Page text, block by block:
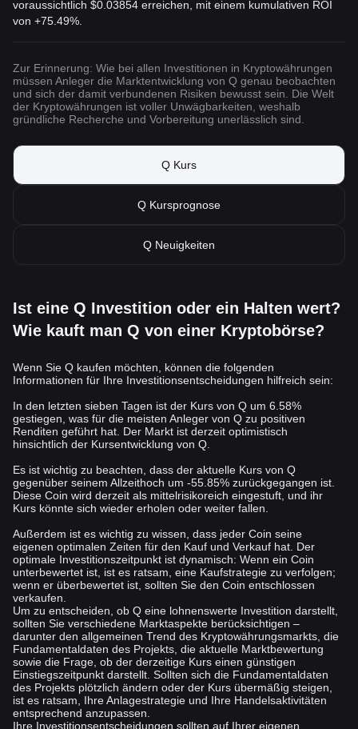
voraussichtlich $0.03854 erreichen, mit einem kumulativen ROI
von +75.49%.
Zur Erinnerung: Wie bei allen Investitionen in Kryptowährungen
müssen Anleger die Marktentwicklung von Q genau beobachten
und sich der damit verbundenen Risiken bewusst sein. Die Welt
der Kryptowährungen ist voller Unwägbarkeiten, weshalb
gründliche Recherche und Vorbereitung unerlässlich sind.
Q Kurs
Q Kursprognose
Q Neuigkeiten
Ist eine Q Investition oder ein Halten wert?
Wie kauft man Q von einer Kryptobörse?
Wenn Sie Q kaufen möchten, können die folgenden
Informationen für Ihre Investitionsentscheidungen hilfreich sein:
In den letzten sieben Tagen ist der Kurs von Q um 6.58%
gestiegen, was für die meisten Anleger von Q zu positiven
Renditen geführt hat. Der Markt ist derzeit optimistisch
hinsichtlich der Kursentwicklung von Q.
Es ist wichtig zu beachten, dass der aktuelle Kurs von Q
gegenüber seinem Allzeithoch um -55.85% zurückgegangen ist.
Diese Coin wird derzeit als mittelrisikoreich eingestuft, und ihr
Kurs könnte sich wieder erholen oder weiter fallen.
Außerdem ist es wichtig zu wissen, dass jeder Coin seine
eigenen optimalen Zeiten für den Kauf und Verkauf hat. Der
optimale Investitionszeitpunkt ist dynamisch: Wenn ein Coin
unterbewertet ist, ist es ratsam, eine Kaufstrategie zu verfolgen;
wenn er überbewertet ist, sollten Sie den Coin entschlossen
verkaufen.
Um zu entscheiden, ob Q eine lohnenswerte Investition darstellt,
sollten Sie verschiedene Marktaspekte berücksichtigen –
darunter den allgemeinen Trend des Kryptowährungsmarkts, die
Fundamentaldaten des Projekts, die aktuelle Marktbewertung
sowie die Frage, ob der derzeitige Kurs einen günstigen
Einstiegszeitpunkt darstellt. Sollten sich die Fundamentaldaten
des Projekts plötzlich ändern oder der Kurs übermäßig steigen,
ist es ratsam, Ihre Anlagestrategie und Ihre Handelsaktivitäten
entsprechend anzupassen.
Ihre Investitionsentscheidungen sollten auf Ihrer eigenen